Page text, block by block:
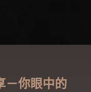
－你眼中的